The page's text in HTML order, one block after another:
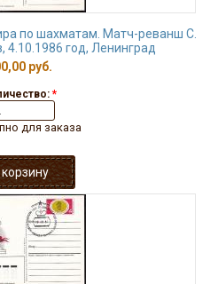
по шахматам. Матч-реванш С.
4.10.1986 год, Ленинград
руб.
*
для заказа